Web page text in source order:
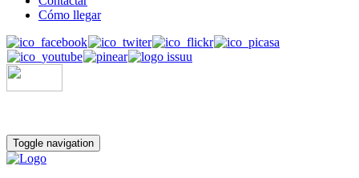
Cómo llegar
Toggle navigation